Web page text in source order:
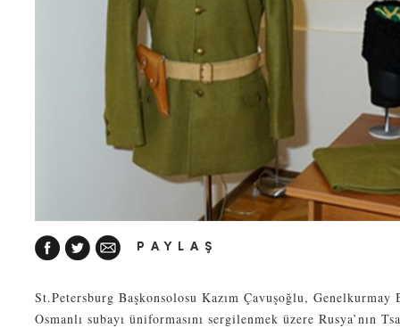
PAYLAŞ
St.Petersburg Başkonsolosu Kazım Çavuşoğlu, Genelkurmay
Osmanlı subayı üniformasını sergilenmek üzere Rusya’nın